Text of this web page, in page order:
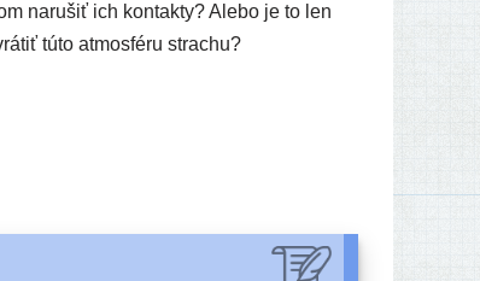
naru­šiť ich kon­tak­ty? Alebo je to len
túto atmo­sfé­ru strachu?